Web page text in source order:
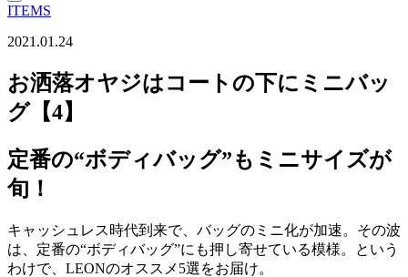
ITEMS
2021.01.24
お洒落オヤジはコートの下にミニバッ
グ【4】
定番の“ボディバッグ”もミニサイズが
旬！
キャッシュレス時代到来で、バッグのミニ化が加速。その波
は、定番の“ボディバッグ”にも押し寄せている模様。という
わけで、LEONのオススメ5選をお届け。